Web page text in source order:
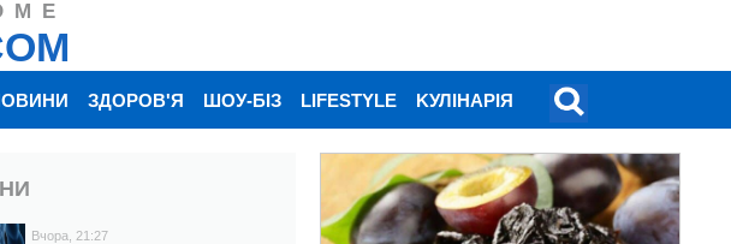
ЗДОРОВ'Я ШОУ-БІЗ LIFESTYLE KУЛІНАРІЯ
Вчора, 21:27